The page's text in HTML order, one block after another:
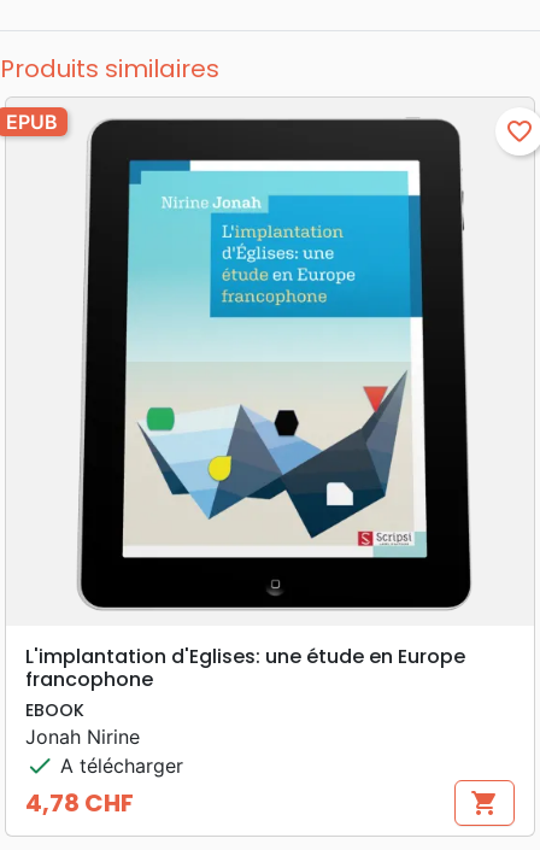
Produits similaires
EPUB favorite_border
L'implantation d'Eglises: une étude en Europe
francophone
EBOOK
Jonah Nirine
check A télécharger
Prix
4,78 CHF shopping_cart